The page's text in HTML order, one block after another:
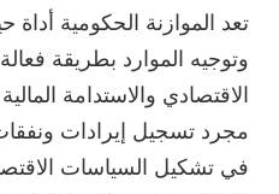
تعد الموازنة الحكومية أداة
وتوجيه الموارد بطريقة
الاقتصادي والاستدامة
مجرد تسجيل إيرادات
في تشكيل السياسات